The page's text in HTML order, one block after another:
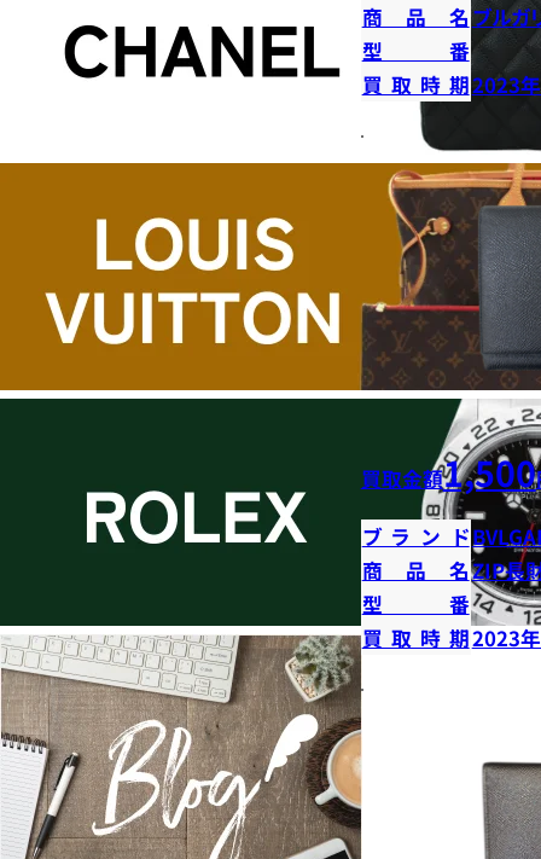
商品名ブルガ
型番
買取時期2023
買取金額1,500
ブランド
商品名ZIP長
型番
買取時期2023